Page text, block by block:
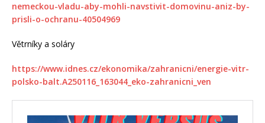
nemeckou-vladu-aby-mohli-navstivit-domovinu-aniz-by-
prisli-o-ochranu-40504969
Větrníky a soláry
https://www.idnes.cz/ekonomika/zahranicni/energie-vitr-
polsko-balt.A250116_163044_eko-zahranicni_ven